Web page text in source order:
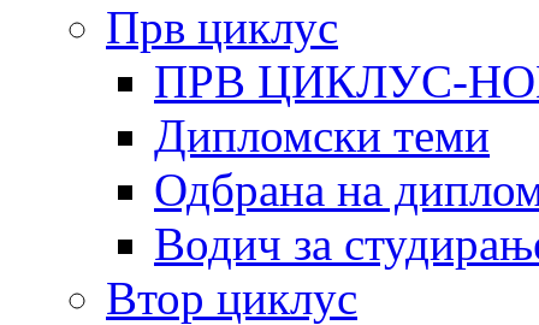
Прв циклус
ПРВ ЦИКЛУС-
Дипломски теми
Одбрана на
Водич за
Втор циклус